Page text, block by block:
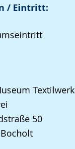
/ Eintritt:
Textilwerk
50